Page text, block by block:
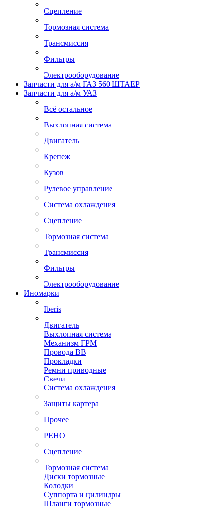
Сцепление
Тормозная система
Трансмиссия
Фильтры
Электрооборудование
Запчасти для а/м ГАЗ 560 ШТАЕР
Запчасти для а/м УАЗ
Всё остальное
Выхлопная система
Двигатель
Крепеж
Кузов
Рулевое управление
Система охлаждения
Сцепление
Тормозная система
Трансмиссия
Фильтры
Электрооборудование
Иномарки
Iberis
Двигатель
Выхлопная система
Механизм ГРМ
Провода ВВ
Прокладки
Ремни приводные
Свечи
Система охлаждения
Защиты картера
Прочее
РЕНО
Сцепление
Тормозная система
Диски тормозные
Колодки
Суппорта и цилиндры
Шланги тормозные